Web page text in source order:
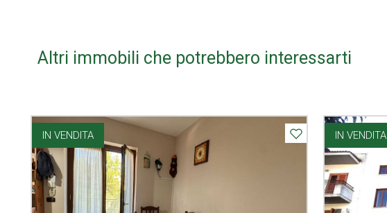
Altri immobili che potrebbero interessarti
IN VENDITA IN VENDITA